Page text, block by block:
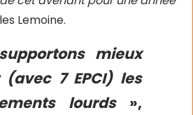
Lemoine.
mieux
(avec 7 EPCI) les
lourds»,